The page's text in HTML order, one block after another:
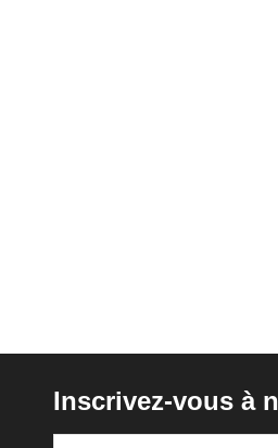
Inscrivez-vous à